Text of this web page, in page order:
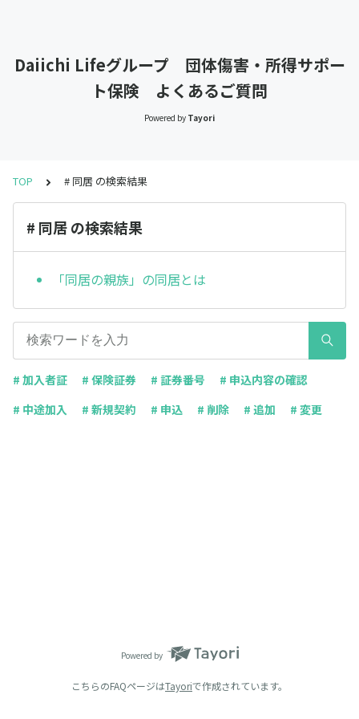
Daiichi Lifeグループ 団体傷害・所得サポー
ト保険 よくあるご質問
Powered by Tayori
TOP # 同居 の検索結果
# 同居 の検索結果
「同居の親族」の同居とは
# 加入者証 # 保険証券 # 証券番号
# 申込内容の確認
# 中途加入
# 新規契約 # 申込 # 削除 # 追加 # 変更
Powered by
こちらのFAQページはTayoriで作成されています。